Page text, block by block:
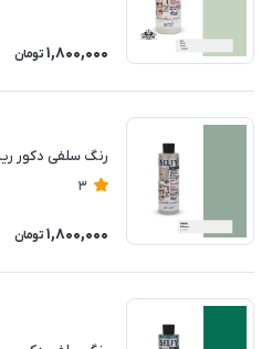
1,800,000 تومان
رنگ سلفی دکور ریچ
3
1,800,000 تومان